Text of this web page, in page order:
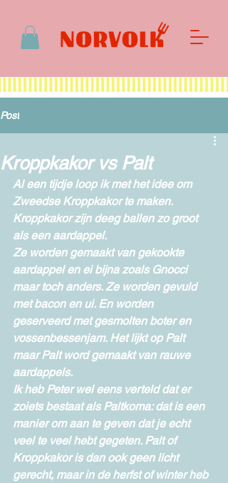
Post
Kroppkakor vs Palt
Al een tijdje loop ik met het idee om
Zweedse Kroppkakor te maken.
Kroppkakor zijn deeg ballen zo groot
als een aardappel.
Ze worden gemaakt van gekookte
aardappel en ei bijna zoals Gnocci
maar toch anders. Ze worden gevuld
met bacon en ui. En worden
geserveerd met gesmolten boter en
vossenbessenjam. Het lijkt op Palt
maar Palt word gemaakt van rauwe
aardappels.
Ik heb Peter wel eens verteld dat er
zoiets bestaat als Paltkoma: dat is een
manier om aan te geven dat je echt
veel te veel hebt gegeten. Palt of
Kroppkakor is dan ook geen licht
gerecht, maar in de herfst of winter heb